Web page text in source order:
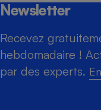
Newsletter
Recevez
hebdomadaire !
par des experts.